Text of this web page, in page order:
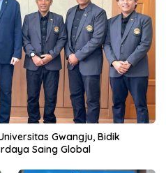
Gwangju, Bidik
Saing Global